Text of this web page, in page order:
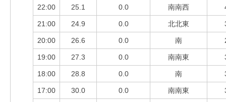
22:00 25.1 0.0 南南西
21:00 24.9 0.0 北北東
20:00 26.6 0.0 南
19:00 27.3 0.0 南南東
18:00 28.8 0.0 南
17:00 30.0 0.0 南南東